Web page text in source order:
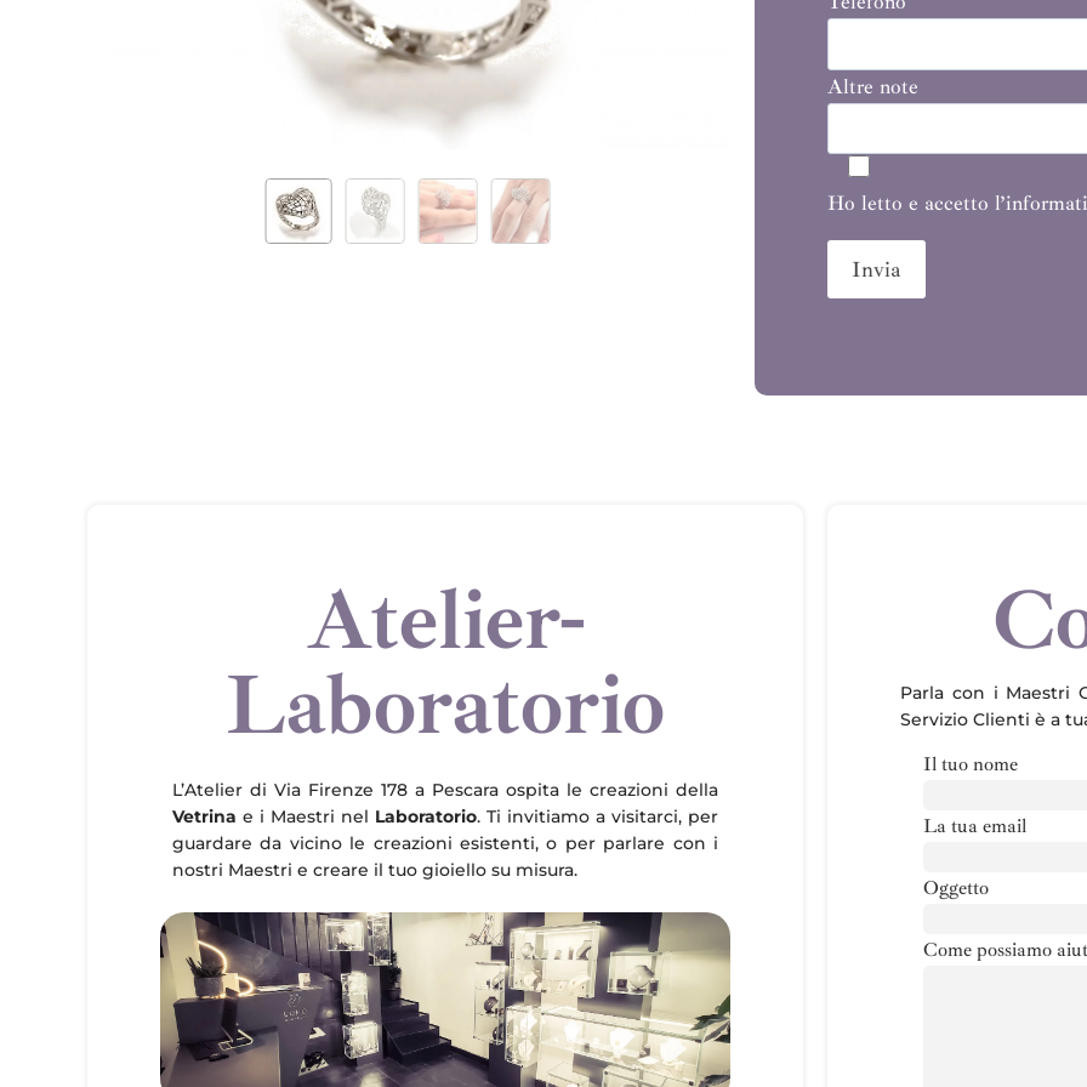
Altre note
Ho letto e accetto
Atelier-
Laboratorio
L’Atelier di Via Firenze 178 a Pescara ospita le creazioni della
Vetrina e i Maestri nel Laboratorio. Ti invitiamo a visitarci, per
guardare da vicino le creazioni esistenti, o per parlare con i
nostri Maestri e creare il tuo gioiello su misura.
Parla con i Maestri
Servizio Clienti è a
Il tuo nome
La tua email
Oggetto
Come possiamo